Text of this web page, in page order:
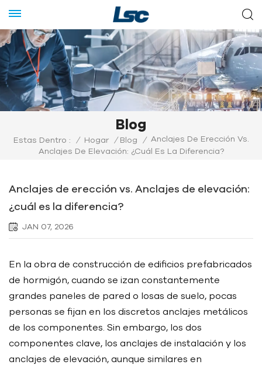
Blog
Estas Dentro : / Hogar / Blog / Anclajes De Erección Vs.
Anclajes De Elevación: ¿cuál Es La Diferencia?
Anclajes de erección vs. Anclajes de elevación:
¿cuál es la diferencia?
JAN 07, 2026
En la obra de construcción de edificios prefabricados
de hormigón, cuando se izan constantemente
grandes paneles de pared o losas de suelo, pocas
personas se fijan en los discretos anclajes metálicos
de los componentes. Sin embargo, los dos
componentes clave, los anclajes de instalación y los
anclajes de elevación, aunque similares en